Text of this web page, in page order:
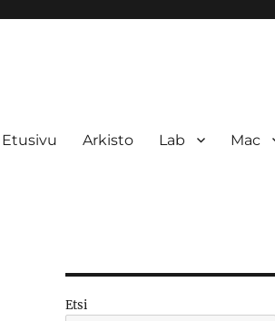
Etusivu Arkisto Lab Mac
Etsi